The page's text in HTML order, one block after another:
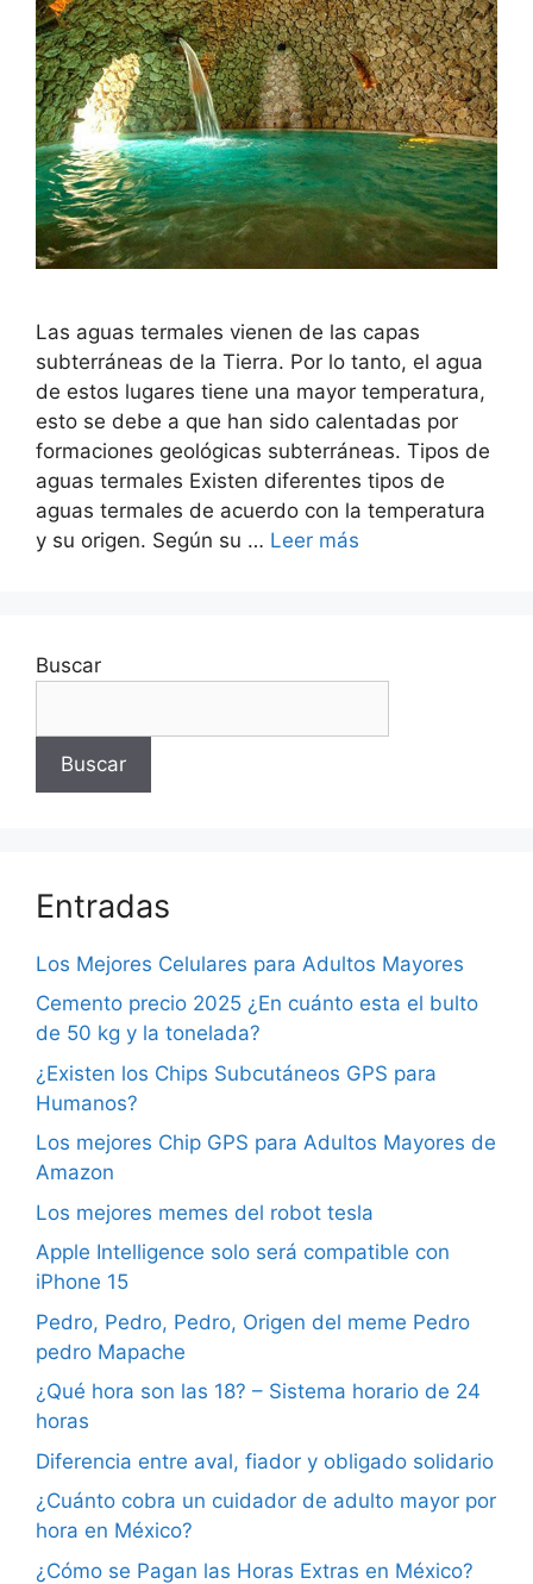
Las aguas termales vienen de las capas
subterráneas de la Tierra. Por lo tanto, el agua
de estos lugares tiene una mayor temperatura,
esto se debe a que han sido calentadas por
formaciones geológicas subterráneas. Tipos de
aguas termales Existen diferentes tipos de
aguas termales de acuerdo con la temperatura
y su origen. Según su … Leer más
Buscar
Buscar
Entradas
Los Mejores Celulares para Adultos Mayores
Cemento precio 2025 ¿En cuánto esta el bulto
de 50 kg y la tonelada?
¿Existen los Chips Subcutáneos GPS para
Humanos?
Los mejores Chip GPS para Adultos Mayores de
Amazon
Los mejores memes del robot tesla
Apple Intelligence solo será compatible con
iPhone 15
Pedro, Pedro, Pedro, Origen del meme Pedro
pedro Mapache
¿Qué hora son las 18? – Sistema horario de 24
horas
Diferencia entre aval, fiador y obligado solidario
¿Cuánto cobra un cuidador de adulto mayor por
hora en México?
¿Cómo se Pagan las Horas Extras en México?